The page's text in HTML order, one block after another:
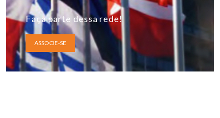
Faça parte dessa rede!
ASSOCIE-SE